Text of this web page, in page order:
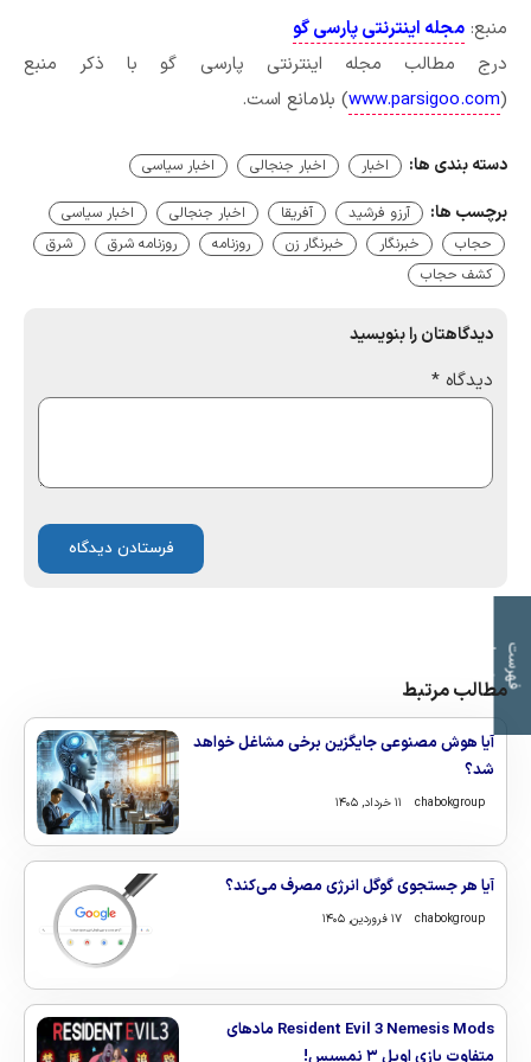
منبع: مجله اینترنتی پارسی گو
درج مطالب مجله اینترنتی پارسی گو با ذکر منبع
(
www.parsigoo.com) بلامانع است.
ف
ه
ر
س
ت
م
و
ض
و
ع
ات
دسته بندی ها: اخبار اخبار جنجالی اخبار سیاسی
برچسب ها: آرزو فرشید آفریقا اخبار جنجالی
اخبار سیاسی
حجاب
خبرنگار خبرنگار زن روزنامه روزنامه شرق
شرق
کشف حجاب
دیدگاهتان را بنویسید
دیدگاه *
مطالب مرتبط
آیا هوش مصنوعی جایگزین برخی مشاغل خواهد
شد؟
chabokgroup ۱۱ خرداد, ۱۴۰۵
آیا هر جستجوی گوگل انرژی مصرف می‌کند؟
chabokgroup ۱۷ فروردین, ۱۴۰۵
Resident Evil 3 Nemesis Mods مادهای